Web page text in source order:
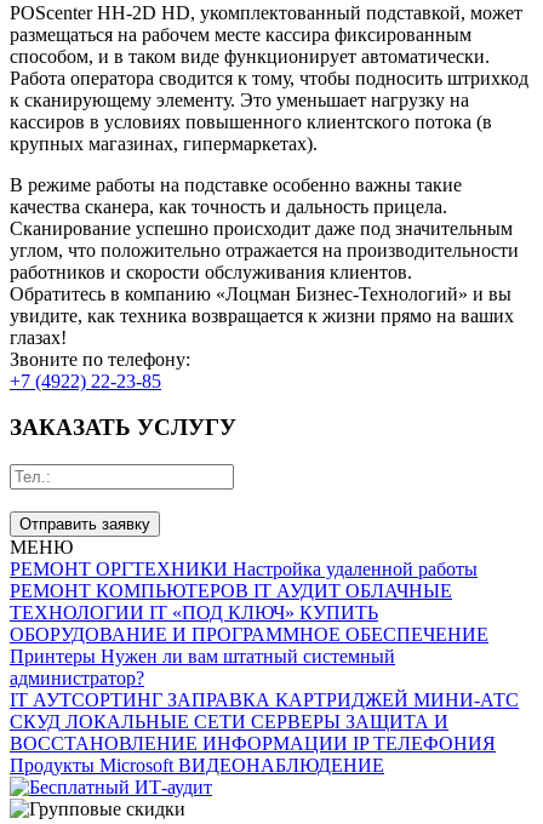
POScenter HH-2D HD, укомплектованный подставкой, может
размещаться на рабочем месте кассира фиксированным
способом, и в таком виде функционирует автоматически.
Работа оператора сводится к тому, чтобы подносить штрихкод
к сканирующему элементу. Это уменьшает нагрузку на
кассиров в условиях повышенного клиентского потока (в
крупных магазинах, гипермаркетах).
В режиме работы на подставке особенно важны такие
качества сканера, как точность и дальность прицела.
Сканирование успешно происходит даже под значительным
углом, что положительно отражается на производительности
работников и скорости обслуживания клиентов.
Обратитесь в компанию «Лоцман Бизнес-Технологий» и вы
увидите, как техника возвращается к жизни прямо на ваших
глазах!
Звоните по телефону:
+7 (4922) 22-23-85
ЗАКАЗАТЬ УСЛУГУ
Отправить заявку
МЕНЮ
РЕМОНТ ОРГТЕХНИКИ Настройка удаленной работы
РЕМОНТ КОМПЬЮТЕРОВ IT АУДИТ ОБЛАЧНЫЕ
ТЕХНОЛОГИИ IT «ПОД КЛЮЧ» КУПИТЬ
ОБОРУДОВАНИЕ И ПРОГРАММНОЕ ОБЕСПЕЧЕНИЕ
Принтеры Нужен ли вам штатный системный
администратор?
IT АУТСОРТИНГ ЗАПРАВКА КАРТРИДЖЕЙ МИНИ-АТС
СКУД ЛОКАЛЬНЫЕ СЕТИ СЕРВЕРЫ ЗАЩИТА И
ВОССТАНОВЛЕНИЕ ИНФОРМАЦИИ IP ТЕЛЕФОНИЯ
Продукты Microsoft ВИДЕОНАБЛЮДЕНИЕ